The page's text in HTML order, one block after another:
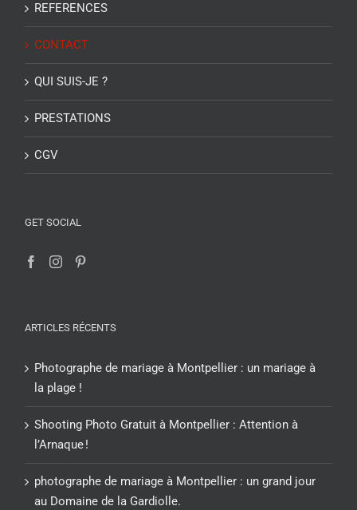
REFERENCES
CONTACT
QUI SUIS-JE ?
PRESTATIONS
CGV
GET SOCIAL
ARTICLES RÉCENTS
Photographe de mariage à Montpellier : un mariage à
la plage !
Shooting Photo Gratuit à Montpellier : Attention à
l’Arnaque !
photographe de mariage à Montpellier : un grand jour
au Domaine de la Gardiolle.